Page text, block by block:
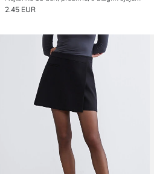
2.45 EUR